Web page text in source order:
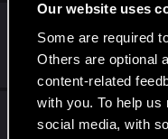
Our website uses
Some are required
Others are optional
content-related
with you. To help
social media, with
La mise à jour